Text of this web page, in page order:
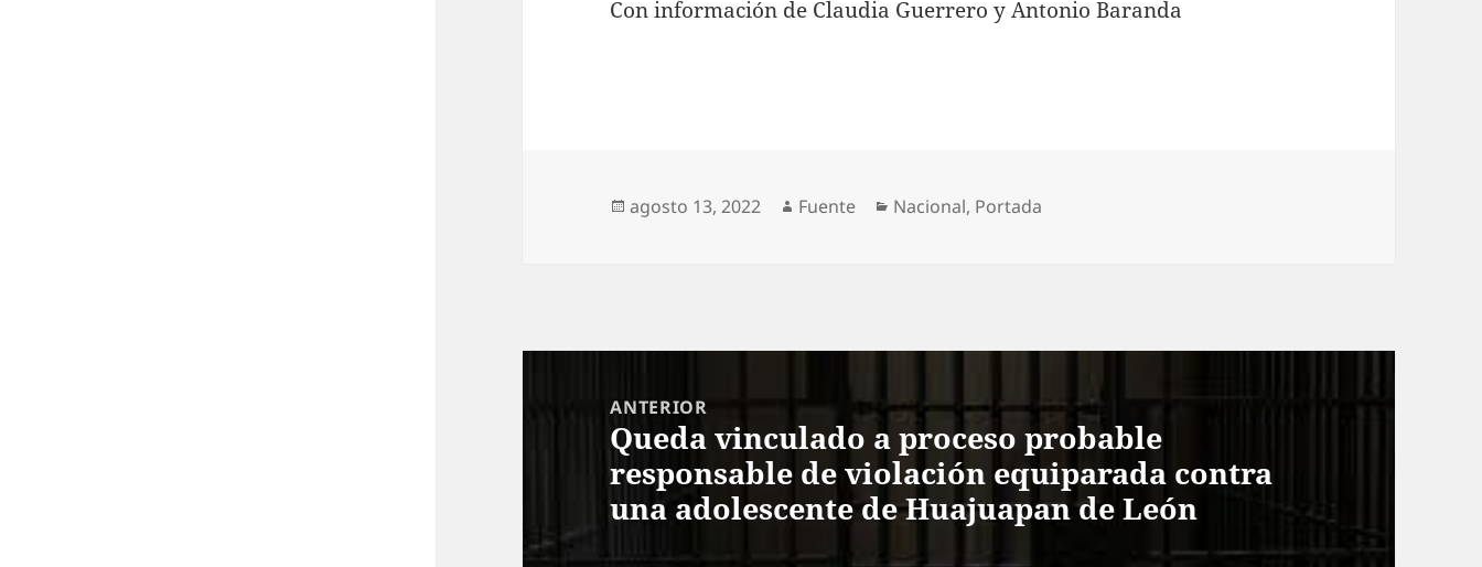
Con información de Claudia Guerrero y Antonio Baranda
Publicado
agosto 13, 2022 Autor
Fuente Categorías
Nacional, Portada
entradas
ANTERIOR
Entrada
anterior:
Queda vinculado a proceso probable
responsable de violación equiparada contra
una adolescente de Huajuapan de León